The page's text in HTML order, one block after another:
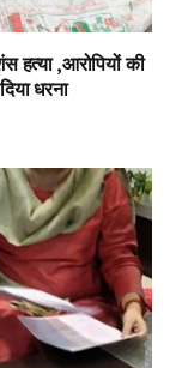
हत्या ,आरोपियों की
धरना